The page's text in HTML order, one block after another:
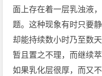
面上存在着一层乳浊液
题。这种现象有时只要
却能持续数小时乃至数
暂且置之不理，而继续
如果乳化层很厚，而又